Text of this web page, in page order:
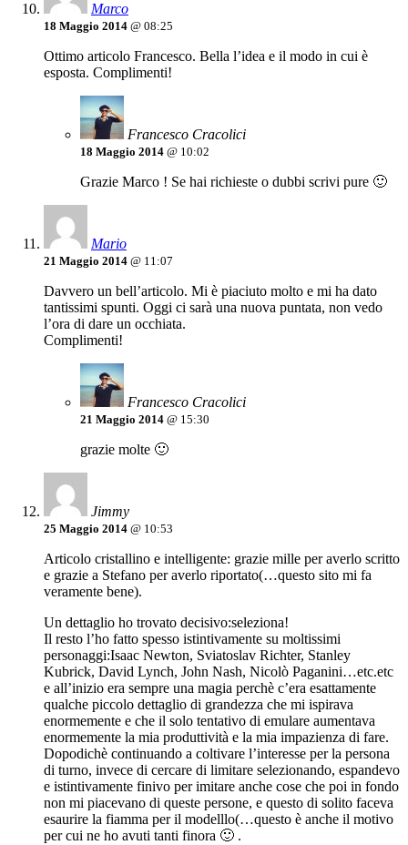
Marco
18 Maggio 2014 @ 08:25
Ottimo articolo Francesco. Bella l’idea e il modo in cui è
esposta. Complimenti!
Francesco Cracolici
18 Maggio 2014 @ 10:02
Grazie Marco ! Se hai richieste o dubbi scrivi pure 🙂
Mario
21 Maggio 2014 @ 11:07
Davvero un bell’articolo. Mi è piaciuto molto e mi ha dato
tantissimi spunti. Oggi ci sarà una nuova puntata, non vedo
l’ora di dare un occhiata.
Complimenti!
Francesco Cracolici
21 Maggio 2014 @ 15:30
grazie molte 🙂
Jimmy
25 Maggio 2014 @ 10:53
Articolo cristallino e intelligente: grazie mille per averlo scritto
e grazie a Stefano per averlo riportato(…questo sito mi fa
veramente bene).
Un dettaglio ho trovato decisivo:seleziona!
Il resto l’ho fatto spesso istintivamente su moltissimi
personaggi:Isaac Newton, Sviatoslav Richter, Stanley
Kubrick, David Lynch, John Nash, Nicolò Paganini…etc.etc
e all’inizio era sempre una magia perchè c’era esattamente
qualche piccolo dettaglio di grandezza che mi ispirava
enormemente e che il solo tentativo di emulare aumentava
enormemente la mia produttività e la mia impazienza di fare.
Dopodichè continuando a coltivare l’interesse per la persona
di turno, invece di cercare di limitare selezionando, espandevo
e istintivamente finivo per imitare anche cose che poi in fondo
non mi piacevano di queste persone, e questo di solito faceva
esaurire la fiamma per il modelllo(…questo è anche il motivo
per cui ne ho avuti tanti finora 🙂 .